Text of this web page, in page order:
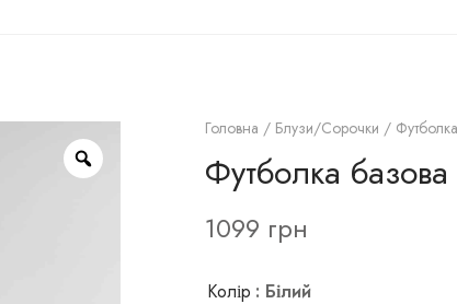
Головна / Блузи/Сорочки /
Футболка
1099 грн
Колір : Білий